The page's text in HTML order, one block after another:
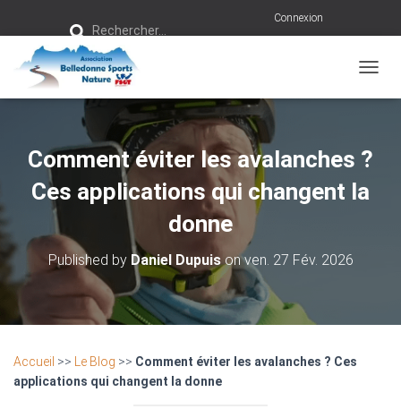
e
r
:
Rechercher…
Connexion
Comment éviter les avalanches ?
Ces applications qui changent la
donne
Published by Daniel Dupuisonven. 27 Fév. 2026
Accueil >> Le Blog >> Comment éviter les avalanches ? Ces
applications qui changent la donne